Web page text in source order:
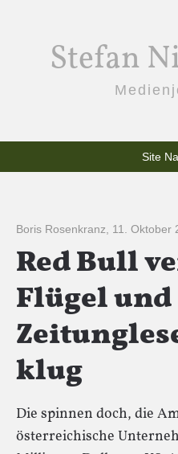
Stefan
Site
Boris Rosenkranz 11. Oktober
Red Bull
Flügel und
klug
Die spinnen doch, die
österreichische